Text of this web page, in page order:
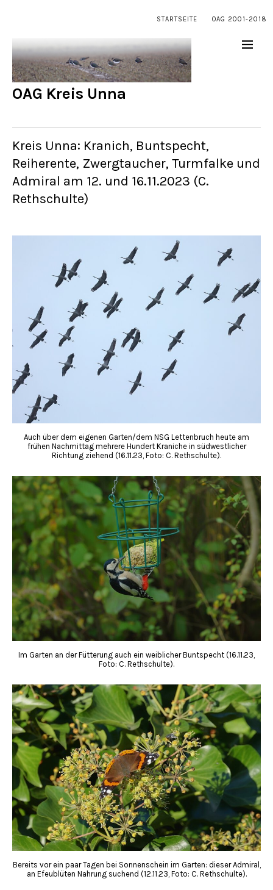
STARTSEITE OAG 2001-2018
OAG Kreis Unna
Kreis Unna: Kranich, Buntspecht,
Reiherente, Zwergtaucher, Turmfalke und
Admiral am 12. und 16.11.2023 (C.
Rethschulte)
Auch über dem eigenen Garten/dem NSG Lettenbruch heute am
frühen Nachmittag mehrere Hundert Kraniche in südwestlicher
Richtung ziehend (16.11.23, Foto: C. Rethschulte).
Im Garten an der Fütterung auch ein weiblicher Buntspecht (16.11.23,
Foto: C. Rethschulte).
Bereits vor ein paar Tagen bei Sonnenschein im Garten: dieser Admiral,
an Efeublüten Nahrung suchend (12.11.23, Foto: C. Rethschulte).